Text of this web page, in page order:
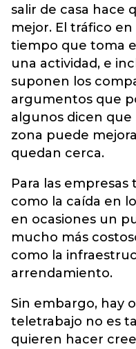
salir de casa hace
mejor. El tráfico en
tiempo que toma
una actividad, e
suponen los
argumentos que
algunos dicen que
zona puede
quedan cerca.
Para las
como la caída en
en ocasiones un
mucho más
como la
arrendamiento.
Sin embargo, hay
teletrabajo no es
quieren hacer